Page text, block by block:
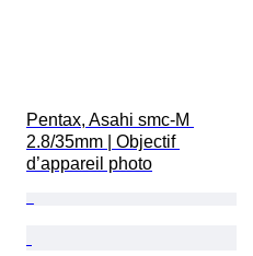
Pentax, Asahi smc-M
2.8/35mm | Objectif
d’appareil photo